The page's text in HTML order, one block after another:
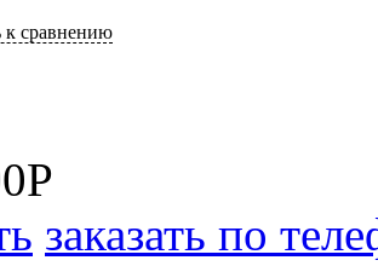
к сравнению
P
заказать по